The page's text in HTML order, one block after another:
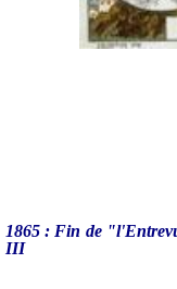
1865 : Fin de
III